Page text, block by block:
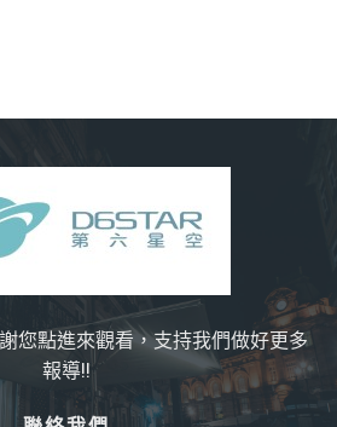
您點進來觀看，支持我們做好更多
報導!!